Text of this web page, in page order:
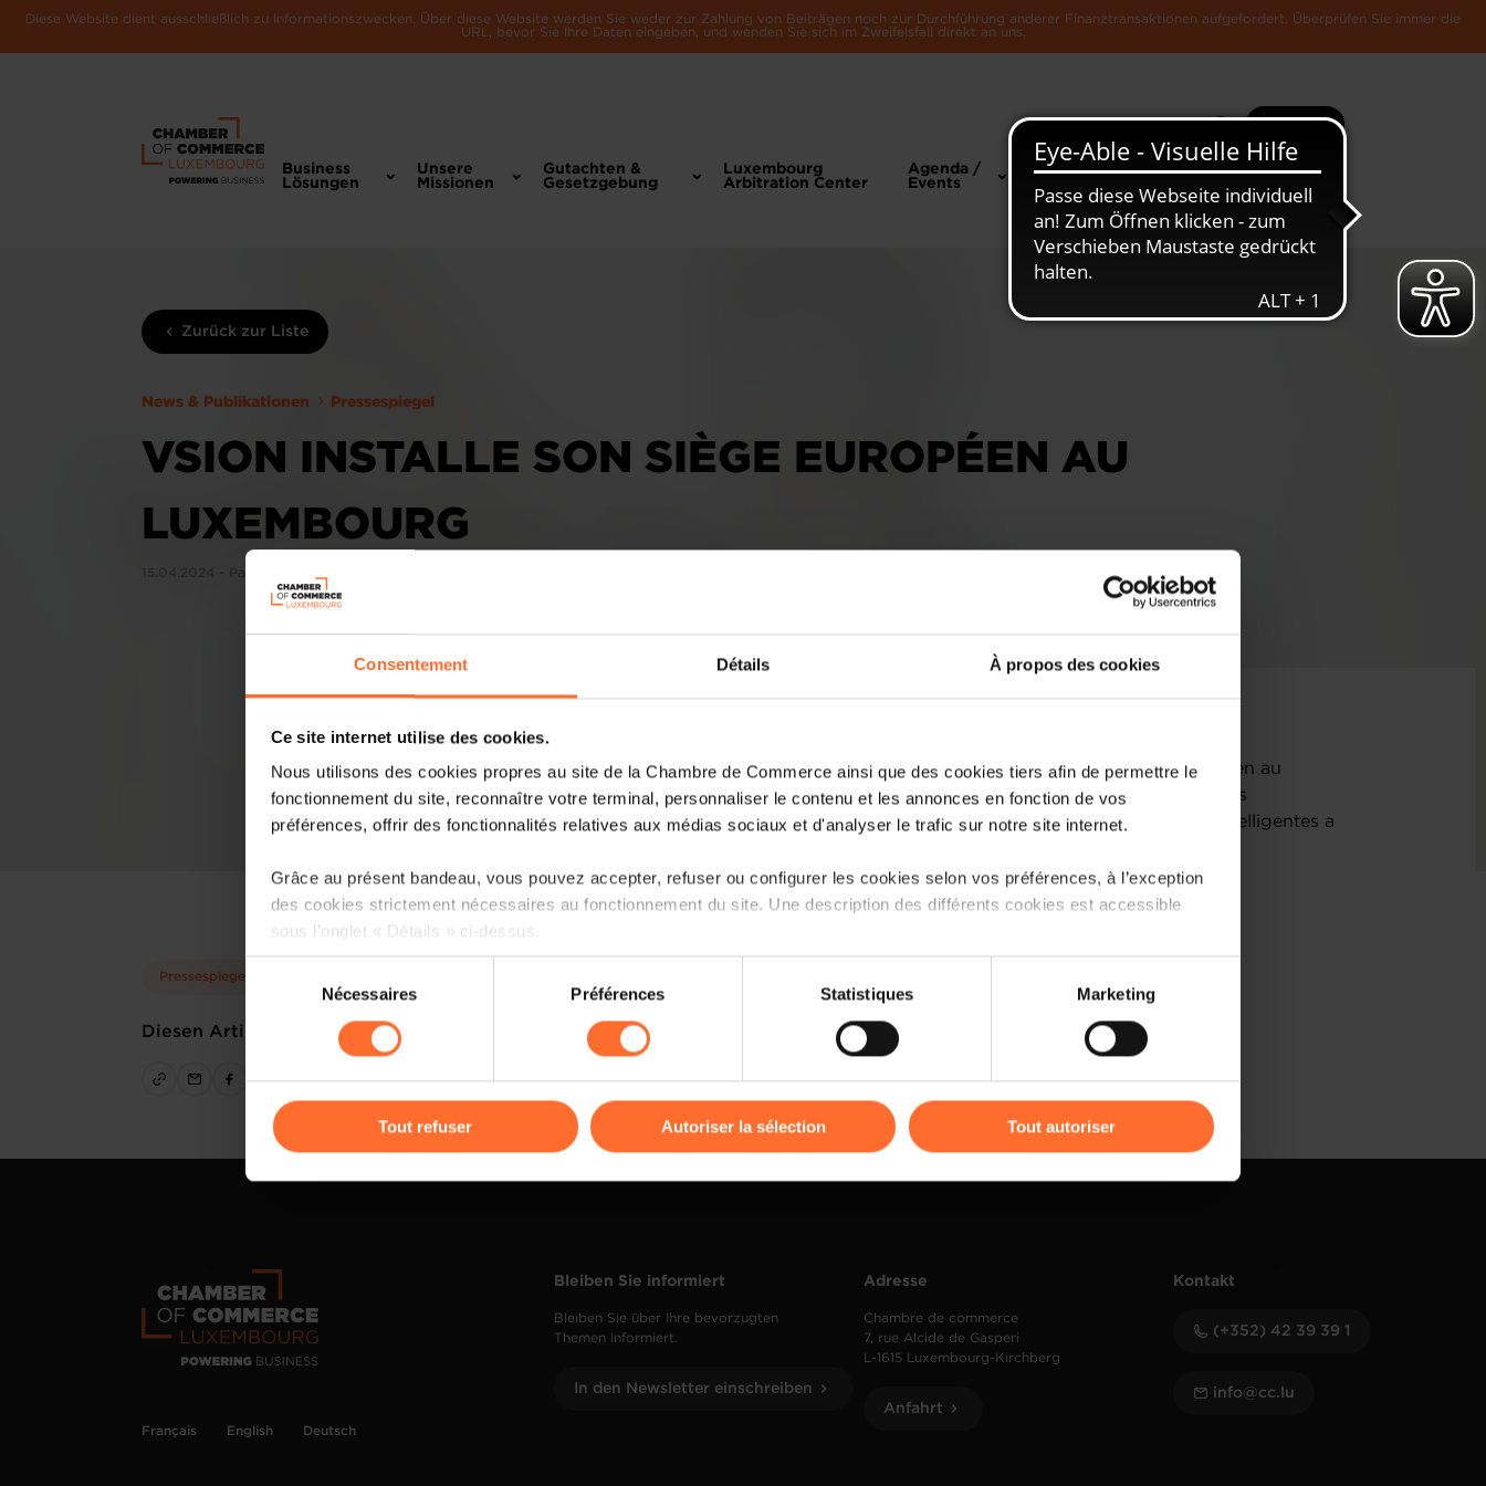
Consentement Détails À propos des cookies
Ce site internet utilise des cookies.
Nous utilisons des cookies propres au site de la Chambre de Commerce ainsi que des cookies tiers afin de permettre le
fonctionnement du site, reconnaître votre terminal, personnaliser le contenu et les annonces en fonction de vos
préférences, offrir des fonctionnalités relatives aux médias sociaux et d'analyser le trafic sur notre site internet.
Grâce au présent bandeau, vous pouvez accepter, refuser ou configurer les cookies selon vos préférences, à l’exception
des cookies strictement nécessaires au fonctionnement du site. Une description des différents cookies est accessible
sous l’onglet « Détails » ci-dessus.
Il est précisé que la navigation sur le site et certaines fonctionnalités (ex : lecture de vidéos, partage sur les réseaux
cas de refus de tous les cookies ou des cookies non nécessaires.
gauche de chaque page.
consentement
Nécessaires Préférences Statistiques Marketing
Tout refuser Autoriser la sélection Tout autoriser
Diese Website dient ausschließlich zu Informationszwecken. Über diese Website werden Sie weder zur Zahlung von Beiträgen noch zur Durchführung anderer Finanztransaktionen aufgefordert. Überprüfen Sie immer die
URL, bevor Sie Ihre Daten eingeben, und wenden Sie sich im Zweifelsfall direkt an uns.
Suche Mehr
Business
Lösungen
Unsere
Missionen
Gutachten &
Gesetzgebung
Luxembourg
Arbitration Center
Agenda /
Events
News &
Die Luxemburger
Zurück zur Liste
News & Publikationen Pressespiegel
VSION INSTALLE SON SIÈGE EUROPÉEN AU
LUXEMBOURG
Pressespiegel
Diesen Artikel teilen
L’entreprise sud-coréenne Vsion a installé son nouveau siège européen au
Luxembourg, une décision motivée notamment par le fort soutien des
organismes publics luxembourgeois. Et le spécialiste des fenêtres intelligentes a
Lire la suite
Français English Deutsch
Bleiben Sie informiert
Bleiben Sie über Ihre bevorzugten
Themen informiert.
In den Newsletter einschreiben
Adresse
Chambre de commerce
7, rue Alcide de Gasperi
L-1615 Luxembourg-Kirchberg
Anfahrt
Kontakt
(+352) 42 39 39 1
info@cc.lu